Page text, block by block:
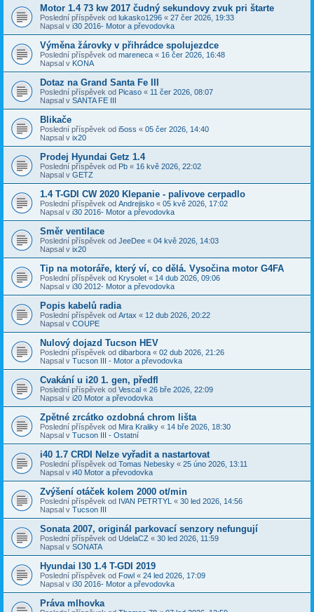
Motor 1.4 73 kw 2017 čudný sekundovy zvuk pri štarte
Poslední příspěvek od lukasko1296 « 27 čer 2026, 19:33
Napsal v i30 2016- Motor a převodovka
Výměna žárovky v přihrádce spolujezdce
Poslední příspěvek od mareneca « 16 čer 2026, 16:48
Napsal v KONA
Dotaz na Grand Santa Fe III
Poslední příspěvek od Picaso « 11 čer 2026, 08:07
Napsal v SANTA FE III
Blikače
Poslední příspěvek od i5oss « 05 čer 2026, 14:40
Napsal v ix20
Prodej Hyundai Getz 1.4
Poslední příspěvek od Pb « 16 kvě 2026, 22:02
Napsal v GETZ
1.4 T-GDI CW 2020 Klepanie - palivove cerpadlo
Poslední příspěvek od Andrejisko « 05 kvě 2026, 17:02
Napsal v i30 2016- Motor a převodovka
Směr ventilace
Poslední příspěvek od JeeDee « 04 kvě 2026, 14:03
Napsal v ix20
Tip na motoráře, který ví, co dělá. Vysočina motor G4FA
Poslední příspěvek od Krysolet « 14 dub 2026, 09:06
Napsal v i30 2012- Motor a převodovka
Popis kabelů radia
Poslední příspěvek od Artax « 12 dub 2026, 20:22
Napsal v COUPE
Nulový dojazd Tucson HEV
Poslední příspěvek od dibarbora « 02 dub 2026, 21:26
Napsal v Tucson III - Motor a převodovka
Cvakání u i20 1. gen, předfl
Poslední příspěvek od Vescal « 26 bře 2026, 22:09
Napsal v i20 Motor a převodovka
Zpětné zrcátko ozdobná chrom lišta
Poslední příspěvek od Mira Kraliky « 14 bře 2026, 18:30
Napsal v Tucson III - Ostatní
i40 1.7 CRDI Nelze vyřadit a nastartovat
Poslední příspěvek od Tomas Nebesky « 25 úno 2026, 13:11
Napsal v i40 Motor a převodovka
Zvýšení otáček kolem 2000 ot/min
Poslední příspěvek od IVAN PETRTYL « 30 led 2026, 14:56
Napsal v Tucson III
Sonata 2007, originál parkovací senzory nefungují
Poslední příspěvek od UdelaCZ « 30 led 2026, 11:59
Napsal v SONATA
Hyundai I30 1.4 T-GDI 2019
Poslední příspěvek od Fowl « 24 led 2026, 17:09
Napsal v i30 2016- Motor a převodovka
Práva mlhovka